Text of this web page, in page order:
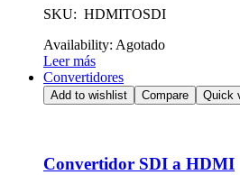
SKU: HDMITOSDI
Availability: Agotado
Leer más
Convertidores
Add to wishlist Compare Quick
Convertidor SDI a HDMI